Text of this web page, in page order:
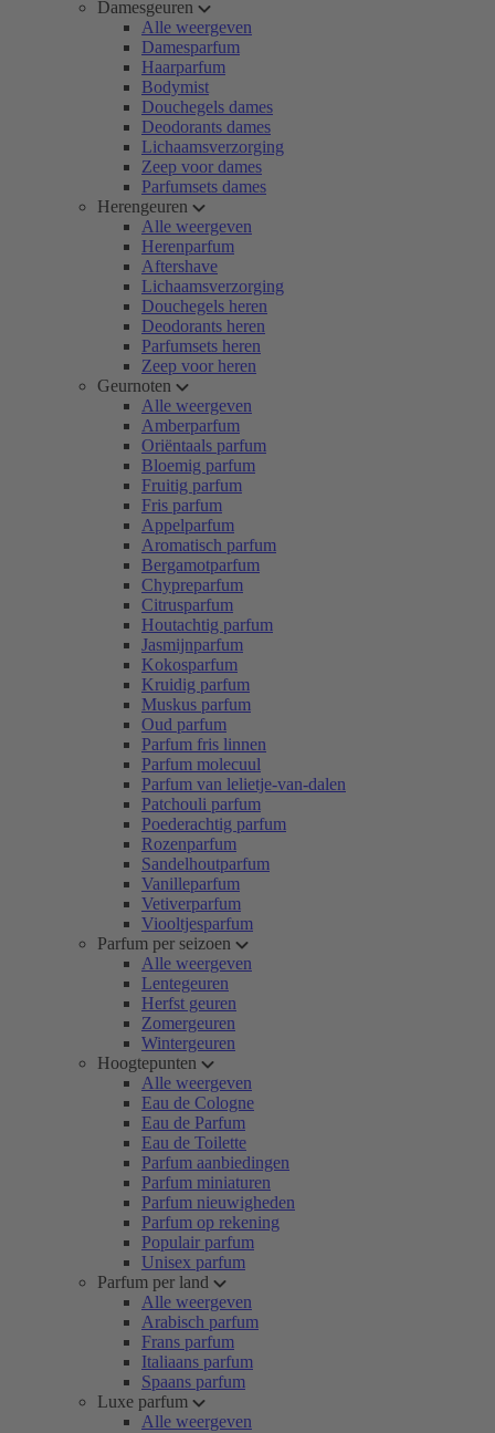
Damesgeuren
Alle weergeven
Damesparfum
Haarparfum
Bodymist
Douchegels dames
Deodorants dames
Lichaamsverzorging
Zeep voor dames
Parfumsets dames
Herengeuren
Alle weergeven
Herenparfum
Aftershave
Lichaamsverzorging
Douchegels heren
Deodorants heren
Parfumsets heren
Zeep voor heren
Geurnoten
Alle weergeven
Amberparfum
Oriëntaals parfum
Bloemig parfum
Fruitig parfum
Fris parfum
Appelparfum
Aromatisch parfum
Bergamotparfum
Chypreparfum
Citrusparfum
Houtachtig parfum
Jasmijnparfum
Kokosparfum
Kruidig parfum
Muskus parfum
Oud parfum
Parfum fris linnen
Parfum molecuul
Parfum van lelietje-van-dalen
Patchouli parfum
Poederachtig parfum
Rozenparfum
Sandelhoutparfum
Vanilleparfum
Vetiverparfum
Viooltjesparfum
Parfum per seizoen
Alle weergeven
Lentegeuren
Herfst geuren
Zomergeuren
Wintergeuren
Hoogtepunten
Alle weergeven
Eau de Cologne
Eau de Parfum
Eau de Toilette
Parfum aanbiedingen
Parfum miniaturen
Parfum nieuwigheden
Parfum op rekening
Populair parfum
Unisex parfum
Parfum per land
Alle weergeven
Arabisch parfum
Frans parfum
Italiaans parfum
Spaans parfum
Luxe parfum
Alle weergeven